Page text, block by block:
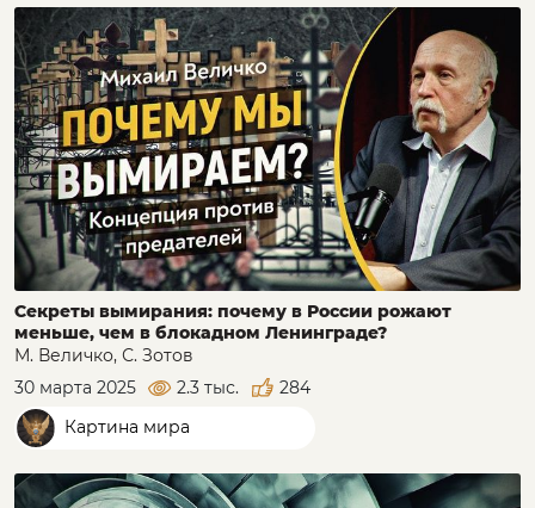
Секреты вымирания: почему в России рожают
меньше, чем в блокадном Ленинграде?
М. Величко, С. Зотов
30 марта 2025
2.3 тыс.
284
Картина мира